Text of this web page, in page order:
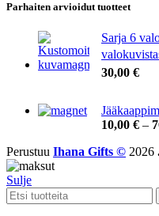
Parhaiten arvioidut tuotteet
Sarja 6
30,00 €
10,00 € –
Perustuu Ihana Gifts © 2026
Sulje